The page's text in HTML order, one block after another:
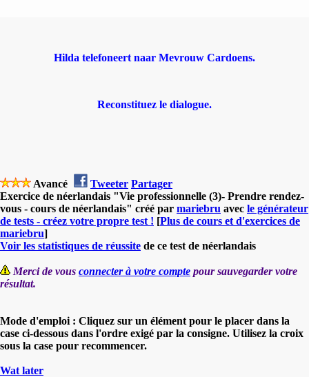
Hilda telefoneert naar Mevrouw Cardoens.
Reconstituez le dialogue.
Avancé Tweeter Partager
Exercice de néerlandais "Vie professionnelle (3)- Prendre rendez-
vous - cours de néerlandais" créé par mariebru avec le générateur
de tests - créez votre propre test ! [Plus de cours et d'exercices de
mariebru]
Voir les statistiques de réussite de ce test de néerlandais
Merci de vous connecter à votre compte pour sauvegarder votre
résultat.
Mode d'emploi : Cliquez sur un élément pour le placer dans la
case ci-dessous dans l'ordre exigé par la consigne. Utilisez la croix
sous la case pour recommencer.
Wat later